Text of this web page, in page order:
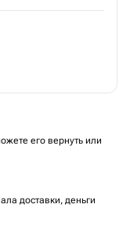
его вернуть или
доставки, деньги